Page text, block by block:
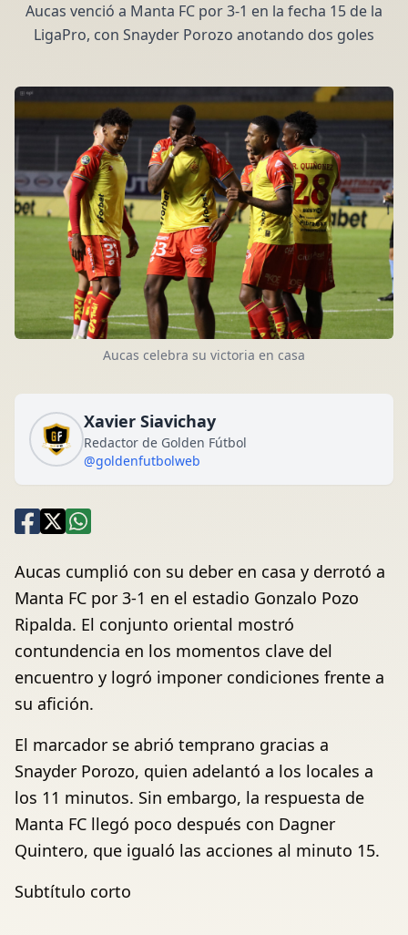
Aucas venció a Manta FC por 3-1 en la fecha 15 de la
LigaPro, con Snayder Porozo anotando dos goles
Aucas celebra su victoria en casa
Xavier Siavichay
Redactor de Golden Fútbol
@goldenfutbolweb
Aucas cumplió con su deber en casa y derrotó a
Manta FC por 3-1 en el estadio Gonzalo Pozo
Ripalda. El conjunto oriental mostró
contundencia en los momentos clave del
encuentro y logró imponer condiciones frente a
su afición.
El marcador se abrió temprano gracias a
Snayder Porozo, quien adelantó a los locales a
los 11 minutos. Sin embargo, la respuesta de
Manta FC llegó poco después con Dagner
Quintero, que igualó las acciones al minuto 15.
Subtítulo corto